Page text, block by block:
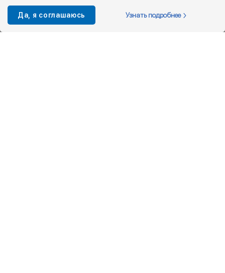
Магазины в Москва (50)
Да, я соглашаюсь Узнать подробнее